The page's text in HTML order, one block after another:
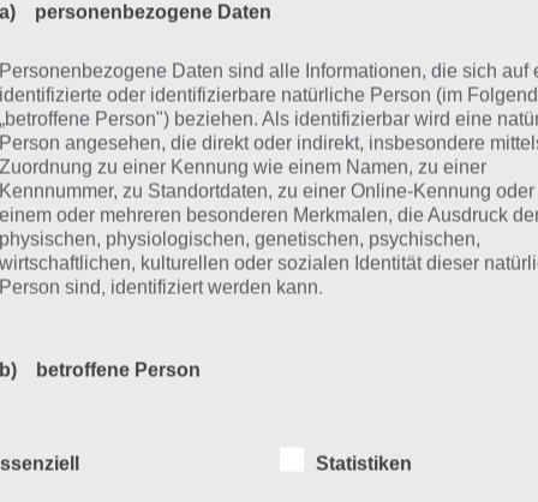
Insgesamt macht Curling 3D einen sehr
viel Spaß zu spielen. Natürlich ist der Preis für die
mit Freunden im Zug mal strategisch die Zeit
richtige Spiel, vorausgesetzt man versteht Curling
zur Curling 3D App
haben wir noch den offiziellen Trailer zu
der erste Teil noch keine Gameplay Szenen
diverse Spielszenen von Curling 3D sehen.
a) personenbezogene Daten
Personenbezogene Daten sind alle Informationen, die sich auf
identifizierte oder identifizierbare natürliche Person (im
„betroffene Person") beziehen. Als identifizierbar wird eine
Person angesehen, die direkt oder indirekt, insbesondere
Zuordnung zu einer Kennung wie einem Namen, zu einer
Kennnummer, zu Standortdaten, zu einer Online-Kennung oder
einem oder mehreren besonderen Merkmalen, die Ausdruck
physischen, physiologischen, genetischen, psychischen,
wirtschaftlichen, kulturellen oder sozialen Identität dieser
Person sind, identifiziert werden kann.
b) betroffene Person
natürliche Person, deren personenbezogene Daten von dem für
Verarbeitung Verantwortlichen verarbeitet werden.
Statistiken